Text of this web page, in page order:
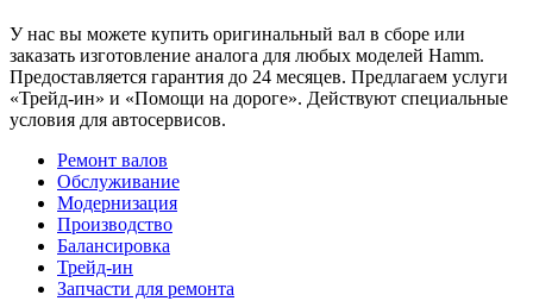
У нас вы можете купить оригинальный вал в сборе или
заказать изготовление аналога для любых моделей Hamm.
Предоставляется гарантия до 24 месяцев. Предлагаем услуги
«Трейд-ин» и «Помощи на дороге». Действуют специальные
условия для автосервисов.
Ремонт валов
Обслуживание
Модернизация
Производство
Балансировка
Трейд-ин
Запчасти для ремонта